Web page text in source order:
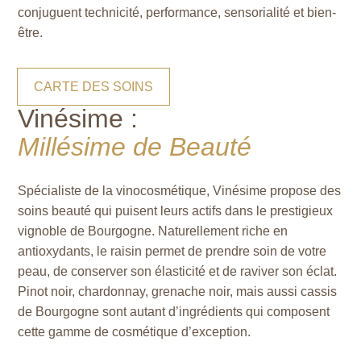
conjuguent technicité, performance, sensorialité et bien-
être.
CARTE DES SOINS
Vinésime :
Millésime de Beauté
Spécialiste de la vinocosmétique, Vinésime propose des
soins beauté qui puisent leurs actifs dans le prestigieux
vignoble de Bourgogne. Naturellement riche en
antioxydants, le raisin permet de prendre soin de votre
peau, de conserver son élasticité et de raviver son éclat.
Pinot noir, chardonnay, grenache noir, mais aussi cassis
de Bourgogne sont autant d’ingrédients qui composent
cette gamme de cosmétique d’exception.